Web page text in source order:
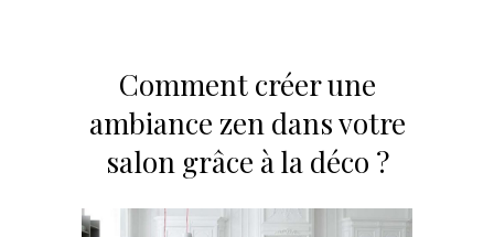
Comment créer une
ambiance zen dans votre
salon grâce à la déco ?